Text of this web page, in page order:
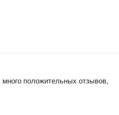
положительных отзывов,